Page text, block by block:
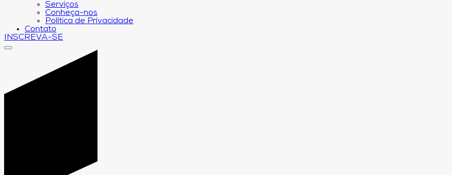
Serviços
Conheça-nos
Política de Privacidade
Contato
INSCREVA-SE